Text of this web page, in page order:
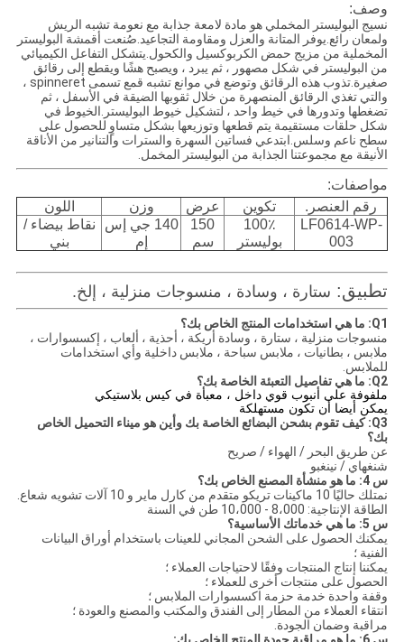
وصف:
نسيج البوليستر المخملي هو مادة لامعة جذابة مع نعومة تشبه الريش
ولمعان رائع.يوفر المتانة والعزل ومقاومة التجاعيد.صُنعت أقمشة البوليستر
المخملية من مزيج حمض الكربوكسيل والكحول.يتشكل التفاعل الكيميائي
من البوليستر في شكل مصهور ، ثم يبرد ، ويصبح هشًا ويقطع إلى رقائق
صغيرة.تذوب هذه الرقائق وتوضع في موانع تشبه قمع تسمى spinneret ،
والتي تغذي الرقائق المنصهرة من خلال ثقوبها الضيقة في الأسفل ، ثم
تضغطها وتدورها في خيط واحد ، لتشكيل خيوط البوليستر.الخيوط في
شكل حلقات مستقيمة يتم قطعها وتوزيعها بشكل متساوٍ للحصول على
سطح ناعم وسلس.ابتدعي فساتين السهرة والسترات والتنانير من الأناقة
الأنيقة مع مجموعتنا الجذابة من البوليستر المخمل.
مواصفات:
رقم العنصر.
تكوين عرض وزن
اللون
LF0614-WP-
003
100٪
بوليستر
150
سم
140 جي إس
إم
نقاط بيضاء /
بني
تطبيق: ستارة ، وسادة ، منسوجات منزلية ، إلخ.
Q1: ما هي استخدامات المنتج الخاص بك؟
منسوجات منزلية ، ستارة ، وسادة أريكة ، أحذية ، ألعاب ، إكسسوارات ،
ملابس ، بطانيات ، ملابس سباحة ، ملابس داخلية وأي استخدامات
للملابس.
Q2: ما هي تفاصيل التعبئة الخاصة بك؟
ملفوفة على أنبوب قوي داخل ، معبأة في كيس بلاستيكي
يمكن أيضا أن تكون مستهلكة
Q3: كيف تقوم بشحن البضائع الخاصة بك وأين هو ميناء التحميل الخاص
بك؟
عن طريق البحر / الهواء / صريح
شنغهاي / نينغبو
س 4: ما هو منشأة المصنع الخاص بك؟
نمتلك حاليًا 10 ماكينات تريكو متقدم من كارل ماير و 10 آلات تشويه شعاع.
الطاقة الإنتاجية: 8،000 - 10،000 طن في السنة
س 5: ما هي خدماتك الأساسية؟
يمكنك الحصول على الشحن المجاني للعينات باستخدام أوراق البيانات
الفنية ؛
يمكننا إنتاج المنتجات وفقًا لاحتياجات العملاء ؛
الحصول على منتجات أخرى للعملاء ؛
وقفة واحدة خدمة حزمة اكسسوارات الملابس ؛
انتقاء العملاء من المطار إلى الفندق والمكتب والمصنع والعودة ؛
مراقبة وضمان الجودة.